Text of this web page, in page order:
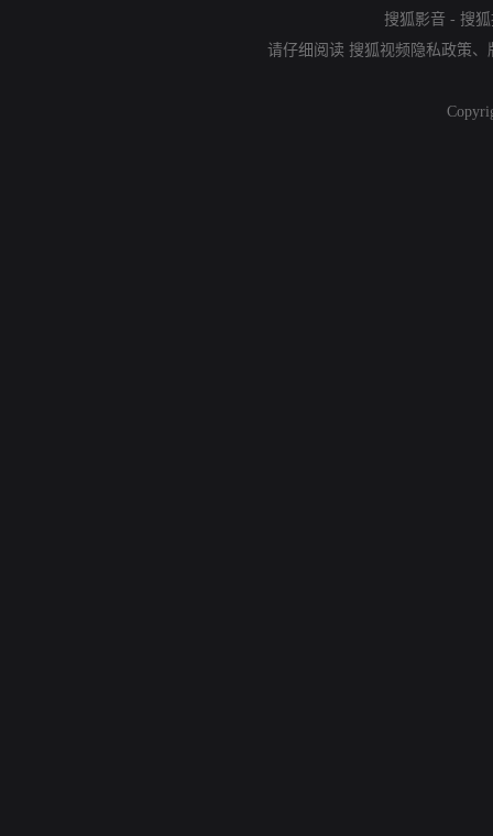
搜狐影音 - 搜
请仔细阅读 搜狐视频隐私政策、